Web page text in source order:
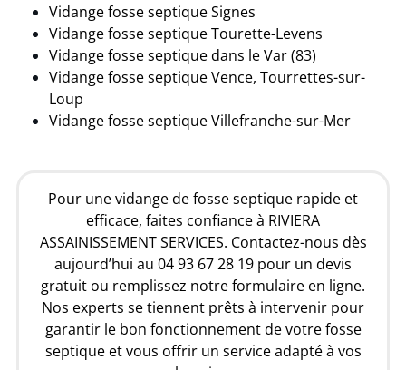
Vidange fosse septique Signes
Vidange fosse septique Tourette-Levens
Vidange fosse septique dans le Var (83)
Vidange fosse septique Vence, Tourrettes-sur-
Loup
Vidange fosse septique Villefranche-sur-Mer
Pour une vidange de fosse septique rapide et
efficace, faites confiance à RIVIERA
ASSAINISSEMENT SERVICES. Contactez-nous dès
aujourd’hui au 04 93 67 28 19 pour un devis
gratuit ou remplissez notre formulaire en ligne.
Nos experts se tiennent prêts à intervenir pour
garantir le bon fonctionnement de votre fosse
septique et vous offrir un service adapté à vos